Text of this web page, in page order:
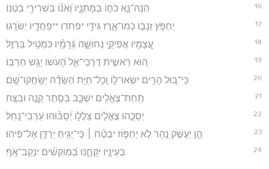
16 הִנֵּה־נָ֣א כֹח֣וֹ בְמָתְנָ֑יו וְ֝אֹנ֗וֹ בִּשְׁרִירֵ֥י בִטְנֽוֹ׃
17 יַחְפֹּ֣ץ זְנָב֣וֹ כְמוֹ־אָ֑רֶז גִּידֵ֖י *פחדו **פַחֲדָ֣יו יְשֹׂרָֽגוּ׃
18 עֲ֭צָמָיו אֲפִיקֵ֣י נְחוּשָׁ֑ה גְּ֝רָמָ֗יו כִּמְטִ֥יל בַּרְזֶֽל׃
19 ה֭וּא רֵאשִׁ֣ית דַּרְכֵי־אֵ֑ל הָ֝עֹשׂוֹ יַגֵּ֥שׁ חַרְבּֽוֹ׃
20 כִּֽי־ב֭וּל הָרִ֣ים יִשְׂאוּ־ל֑וֹ וְֽכָל־חַיַּ֥ת הַ֝שָּׂדֶ֗ה יְשַֽׂחֲקוּ־שָֽׁם׃
21 תַּֽחַת־צֶאֱלִ֥ים יִשְׁכָּ֑ב בְּסֵ֖תֶר קָנֶ֣ה וּבִצָּֽה׃
22 יְסֻכֻּ֣הוּ צֶאֱלִ֣ים צִֽלֲל֑וֹ יְ֝סֻבּ֗וּהוּ עַרְבֵי־נָֽחַל׃
23 הֵ֤ן יַעֲשֹׁ֣ק נָ֭הָר לֹ֣א יַחְפּ֑וֹז יִבְטַ֓ח ׀ כִּֽי־יָגִ֖יחַ יַרְדֵּ֣ן אֶל־פִּֽיהוּ׃
24 בְּעֵינָ֥יו יִקָּחֶ֑נּוּ בְּ֝מֽוֹקְשִׁ֗ים יִנְקָב־אָֽף׃